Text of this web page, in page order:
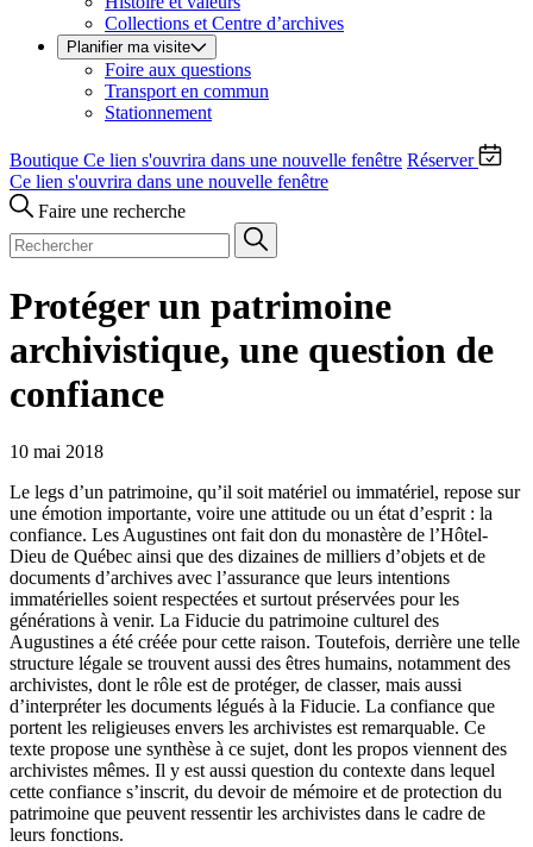
Collections et Centre d’archives
Planifier ma visite
Foire aux questions
Transport en commun
Stationnement
Boutique Ce lien s'ouvrira dans une nouvelle fenêtre Réserver
Ce lien s'ouvrira dans une nouvelle fenêtre
Faire une recherche
Protéger un patrimoine
archivistique, une question de
confiance
10 mai 2018
Le legs d’un patrimoine, qu’il soit matériel ou immatériel, repose sur
une émotion importante, voire une attitude ou un état d’esprit : la
confiance. Les Augustines ont fait don du monastère de l’Hôtel-
Dieu de Québec ainsi que des dizaines de milliers d’objets et de
documents d’archives avec l’assurance que leurs intentions
immatérielles soient respectées et surtout préservées pour les
générations à venir. La Fiducie du patrimoine culturel des
Augustines a été créée pour cette raison. Toutefois, derrière une telle
structure légale se trouvent aussi des êtres humains, notamment des
archivistes, dont le rôle est de protéger, de classer, mais aussi
d’interpréter les documents légués à la Fiducie. La confiance que
portent les religieuses envers les archivistes est remarquable. Ce
texte propose une synthèse à ce sujet, dont les propos viennent des
archivistes mêmes. Il y est aussi question du contexte dans lequel
cette confiance s’inscrit, du devoir de mémoire et de protection du
patrimoine que peuvent ressentir les archivistes dans le cadre de
leurs fonctions.